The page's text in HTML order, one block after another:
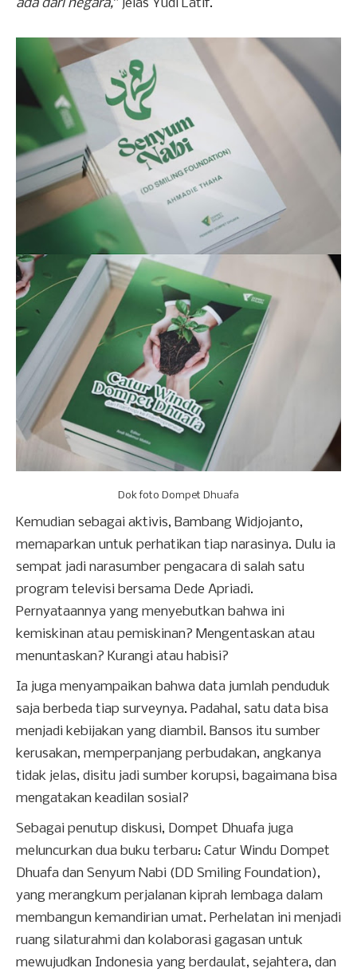
ada dari negara,” jelas Yudi Latif.
Dok foto Dompet Dhuafa
Kemudian sebagai aktivis, Bambang Widjojanto,
memaparkan untuk perhatikan tiap narasinya. Dulu ia
sempat jadi narasumber pengacara di salah satu
program televisi bersama Dede Apriadi.
Pernyataannya yang menyebutkan bahwa ini
kemiskinan atau pemiskinan? Mengentaskan atau
menuntaskan? Kurangi atau habisi?
Ia juga menyampaikan bahwa data jumlah penduduk
saja berbeda tiap surveynya. Padahal, satu data bisa
menjadi kebijakan yang diambil. Bansos itu sumber
kerusakan, memperpanjang perbudakan, angkanya
tidak jelas, disitu jadi sumber korupsi, bagaimana bisa
mengatakan keadilan sosial?
Sebagai penutup diskusi, Dompet Dhuafa juga
meluncurkan dua buku terbaru: Catur Windu Dompet
Dhuafa dan Senyum Nabi (DD Smiling Foundation),
yang merangkum perjalanan kiprah lembaga dalam
membangun kemandirian umat. Perhelatan ini menjadi
ruang silaturahmi dan kolaborasi gagasan untuk
mewujudkan Indonesia yang berdaulat, sejahtera, dan